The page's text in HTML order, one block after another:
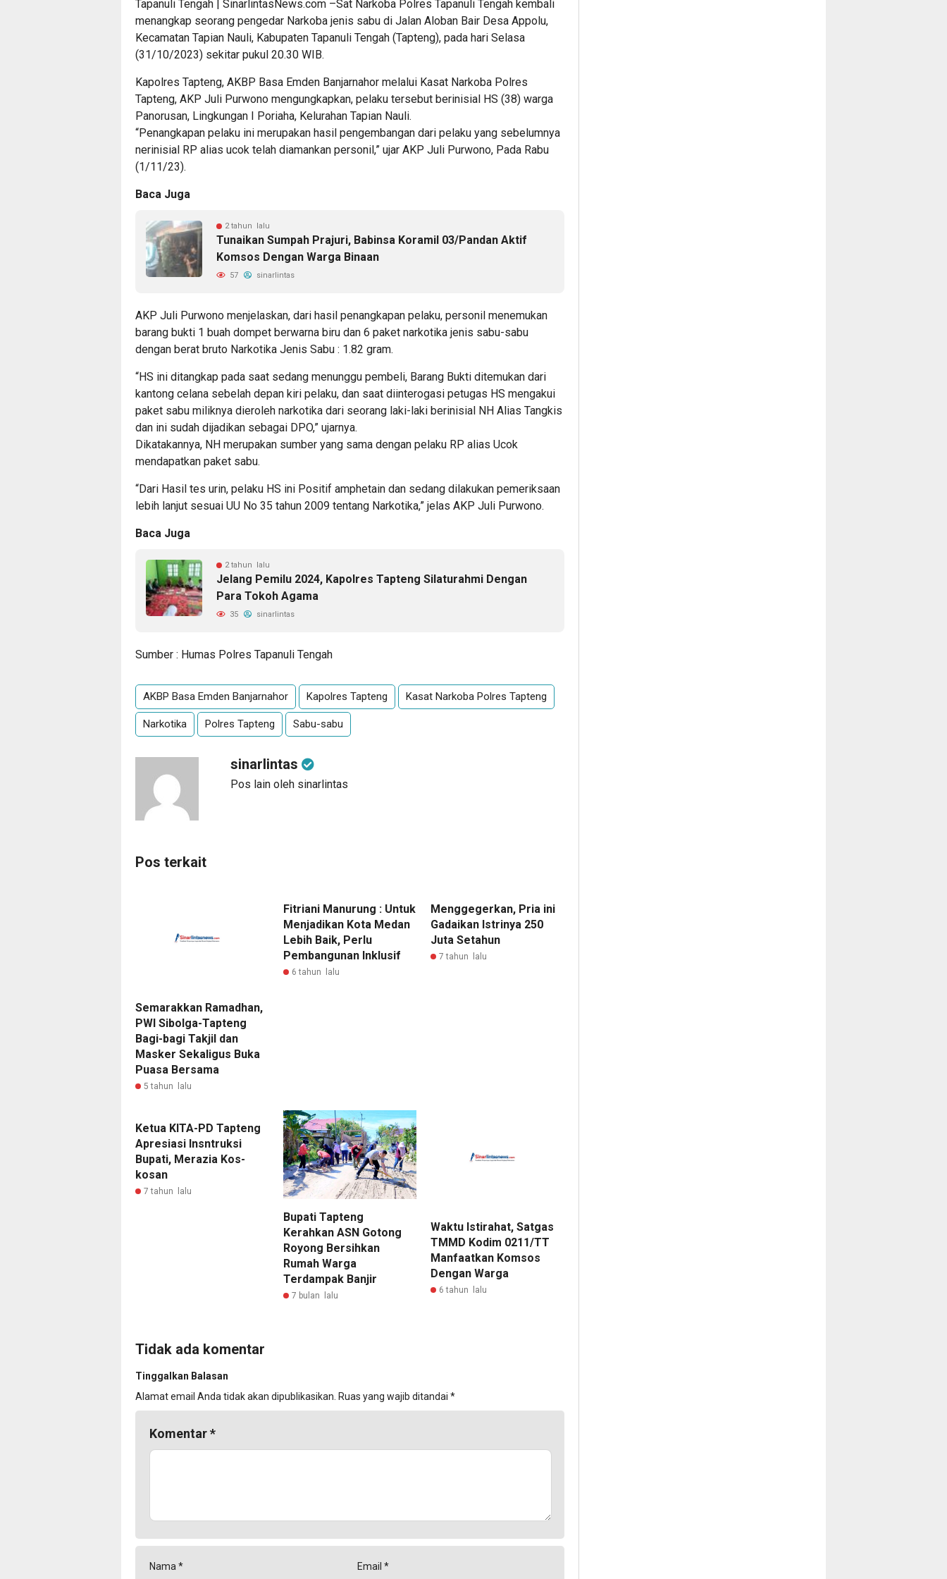
Tapanuli Tengah | SinarlintasNews.com –Sat Narkoba Polres Tapanuli Tengah kembali
menangkap seorang pengedar Narkoba jenis sabu di Jalan Aloban Bair Desa Appolu,
Kecamatan Tapian Nauli, Kabupaten Tapanuli Tengah (Tapteng), pada hari Selasa
(31/10/2023) sekitar pukul 20.30 WIB.
Kapolres Tapteng, AKBP Basa Emden Banjarnahor melalui Kasat Narkoba Polres
Tapteng, AKP Juli Purwono mengungkapkan, pelaku tersebut berinisial HS (38) warga
Panorusan, Lingkungan I Poriaha, Kelurahan Tapian Nauli.
“Penangkapan pelaku ini merupakan hasil pengembangan dari pelaku yang sebelumnya
nerinisial RP alias ucok telah diamankan personil,” ujar AKP Juli Purwono, Pada Rabu
(1/11/23).
Baca Juga
2 tahun lalu
Tunaikan Sumpah Prajuri, Babinsa Koramil 03/Pandan Aktif
Komsos Dengan Warga Binaan
57 sinarlintas
AKP Juli Purwono menjelaskan, dari hasil penangkapan pelaku, personil menemukan
barang bukti 1 buah dompet berwarna biru dan 6 paket narkotika jenis sabu-sabu
dengan berat bruto Narkotika Jenis Sabu : 1.82 gram.
“HS ini ditangkap pada saat sedang menunggu pembeli, Barang Bukti ditemukan dari
kantong celana sebelah depan kiri pelaku, dan saat diinterogasi petugas HS mengakui
paket sabu miliknya dieroleh narkotika dari seorang laki-laki berinisial NH Alias Tangkis
dan ini sudah dijadikan sebagai DPO,” ujarnya.
Dikatakannya, NH merupakan sumber yang sama dengan pelaku RP alias Ucok
mendapatkan paket sabu.
“Dari Hasil tes urin, pelaku HS ini Positif amphetain dan sedang dilakukan pemeriksaan
lebih lanjut sesuai UU No 35 tahun 2009 tentang Narkotika,” jelas AKP Juli Purwono.
Baca Juga
2 tahun lalu
Jelang Pemilu 2024, Kapolres Tapteng Silaturahmi Dengan
Para Tokoh Agama
35 sinarlintas
Sumber : Humas Polres Tapanuli Tengah
AKBP Basa Emden Banjarnahor Kapolres Tapteng Kasat Narkoba Polres Tapteng
Narkotika Polres Tapteng Sabu-sabu
sinarlintas
Pos lain oleh sinarlintas
Pos terkait
Semarakkan Ramadhan,
PWI Sibolga-Tapteng
Bagi-bagi Takjil dan
Masker Sekaligus Buka
Puasa Bersama
5 tahun lalu
Fitriani Manurung : Untuk
Menjadikan Kota Medan
Lebih Baik, Perlu
Pembangunan Inklusif
6 tahun lalu
Menggegerkan, Pria ini
Gadaikan Istrinya 250
Juta Setahun
7 tahun lalu
Ketua KITA-PD Tapteng
Apresiasi Insntruksi
Bupati, Merazia Kos-
kosan
7 tahun lalu
Bupati Tapteng
Kerahkan ASN Gotong
Royong Bersihkan
Rumah Warga
Terdampak Banjir
7 bulan lalu
Waktu Istirahat, Satgas
TMMD Kodim 0211/TT
Manfaatkan Komsos
Dengan Warga
6 tahun lalu
Tidak ada komentar
Tinggalkan Balasan
Alamat email Anda tidak akan dipublikasikan. Ruas yang wajib ditandai *
Komentar*
Nama* Email *